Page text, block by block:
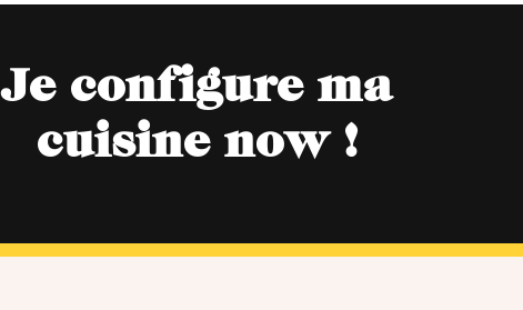
Je configure ma
cuisine now !